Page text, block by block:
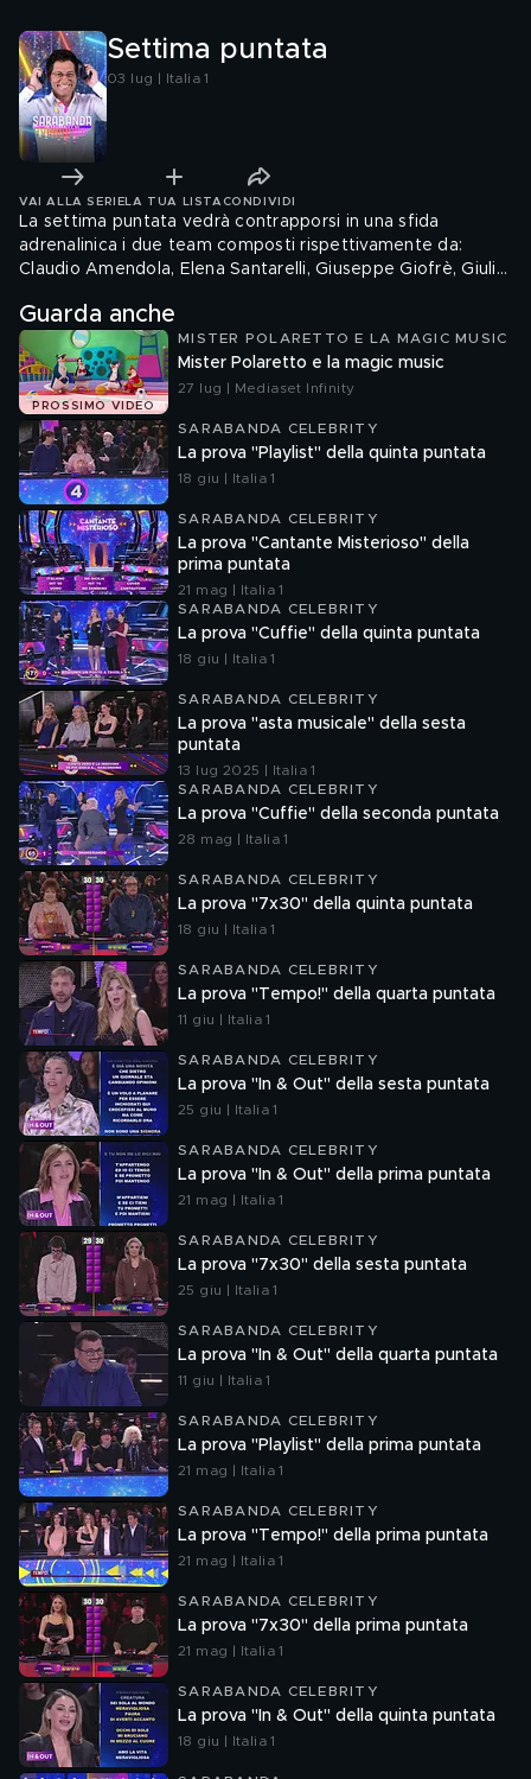
Settima puntata
03 lug | Italia 1
VAI ALLA SERIE LA TUA LISTA CONDIVIDI
La settima puntata vedrà contrapporsi in una sfida
adrenalinica i due team composti rispettivamente da:
Claudio Amendola, Elena Santarelli, Giuseppe Giofrè, Giulia
Ellen Hidding, Sergio Friscia.
Guarda anche
PROSSIMO VIDEO
MISTER POLARETTO E LA MAGIC MUSIC
Mister Polaretto e la magic music
27 lug | Mediaset Infinity
SARABANDA CELEBRITY
La prova "Playlist" della quinta puntata
18 giu | Italia 1
SARABANDA CELEBRITY
La prova "Cantante Misterioso" della
prima puntata
21 mag | Italia 1
SARABANDA CELEBRITY
La prova "Cuffie" della quinta puntata
18 giu | Italia 1
SARABANDA CELEBRITY
La prova "asta musicale" della sesta
puntata
13 lug 2025 | Italia 1
SARABANDA CELEBRITY
La prova "Cuffie" della seconda puntata
28 mag | Italia 1
SARABANDA CELEBRITY
La prova "7x30" della quinta puntata
18 giu | Italia 1
SARABANDA CELEBRITY
La prova "Tempo!" della quarta puntata
11 giu | Italia 1
SARABANDA CELEBRITY
La prova "In & Out" della sesta puntata
25 giu | Italia 1
SARABANDA CELEBRITY
La prova "In & Out" della prima puntata
21 mag | Italia 1
SARABANDA CELEBRITY
La prova "7x30" della sesta puntata
25 giu | Italia 1
SARABANDA CELEBRITY
La prova "In & Out" della quarta puntata
11 giu | Italia 1
SARABANDA CELEBRITY
La prova "Playlist" della prima puntata
21 mag | Italia 1
SARABANDA CELEBRITY
La prova "Tempo!" della prima puntata
21 mag | Italia 1
SARABANDA CELEBRITY
La prova "7x30" della prima puntata
21 mag | Italia 1
SARABANDA CELEBRITY
La prova "In & Out" della quinta puntata
18 giu | Italia 1